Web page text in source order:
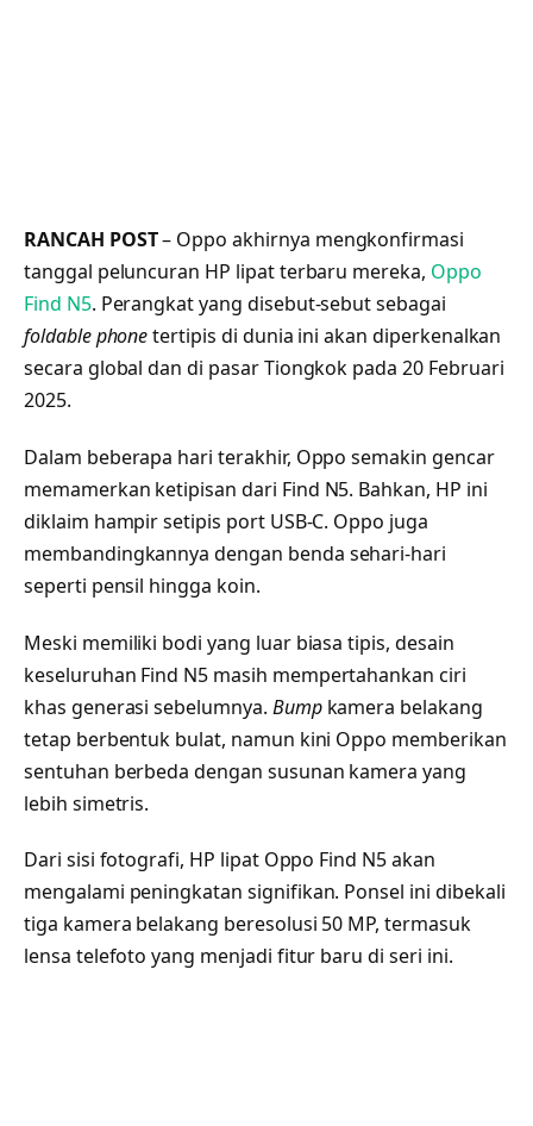
RANCAH POST– Oppo akhirnya mengkonfirmasi
tanggal peluncuran HP lipat terbaru mereka, Oppo
Find N5. Perangkat yang disebut-sebut sebagai
foldable phonetertipis di dunia ini akan diperkenalkan
secara global dan di pasar Tiongkok pada 20 Februari
2025.
Dalam beberapa hari terakhir, Oppo semakin gencar
memamerkan ketipisan dari Find N5. Bahkan, HP ini
diklaim hampir setipis port USB-C. Oppo juga
membandingkannya dengan benda sehari-hari
seperti pensil hingga koin.
Meski memiliki bodi yang luar biasa tipis, desain
keseluruhan Find N5 masih mempertahankan ciri
khas generasi sebelumnya. Bumpkamera belakang
tetap berbentuk bulat, namun kini Oppo memberikan
sentuhan berbeda dengan susunan kamera yang
lebih simetris.
Dari sisi fotografi, HP lipat Oppo Find N5 akan
mengalami peningkatan signifikan. Ponsel ini dibekali
tiga kamera belakang beresolusi 50 MP, termasuk
lensa telefoto yang menjadi fitur baru di seri ini.